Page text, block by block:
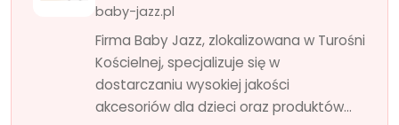
baby-jazz.pl
Firma Baby Jazz, zlokalizowana w Turośni
Kościelnej, specjalizuje się w
dostarczaniu wysokiej jakości
akcesoriów dla dzieci oraz produktów...